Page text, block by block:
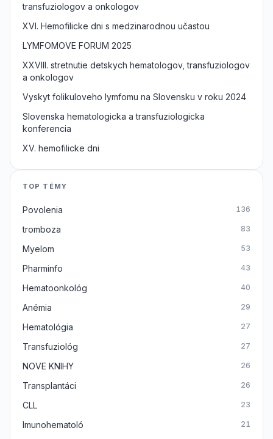
transfuziologov a onkologov
XVI. Hemofilicke dni s medzinarodnou učastou
LYMFOMOVE FORUM 2025
XXVIII. stretnutie detskych hematologov, transfuziologov
a onkologov
Vyskyt folikuloveho lymfomu na Slovensku v roku 2024
Slovenska hematologicka a transfuziologicka
konferencia
XV. hemofilicke dni
TOP TÉMY
Povolenia 136
tromboza 83
Myelom 53
Pharminfo 43
Hematoonkológ 40
Anémia 29
Hematológia 27
Transfuziológ 27
NOVE KNIHY 26
Transplantáci 26
CLL 23
Imunohematoló 21